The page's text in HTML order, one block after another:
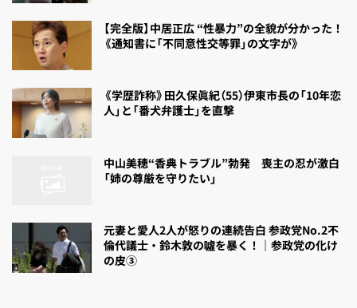
【完全版】中居正広 “性暴力”の全貌が分かった！
《通知書に「不同意性交等罪」の文字が》
《学歴詐称》田久保眞紀（55）伊東市長の「10年恋
人」と「番犬弁護士」を直撃
中山美穂“香典トラブル”勃発 喪主の忍が激白
「姉の尊厳を守りたい」
元妻と愛人2人が怒りの連続告白 参政党No.2不
倫代議士・鈴木敦の噓を暴く！｜参政党の化け
の皮③